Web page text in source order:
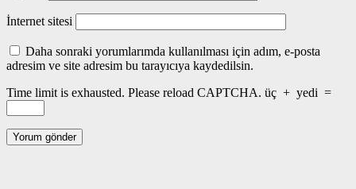
İnternet sitesi
Daha sonraki yorumlarımda kullanılması için adım, e-posta
adresim ve site adresim bu tarayıcıya kaydedilsin.
Time limit is exhausted. Please reload CAPTCHA. üç + yedi =